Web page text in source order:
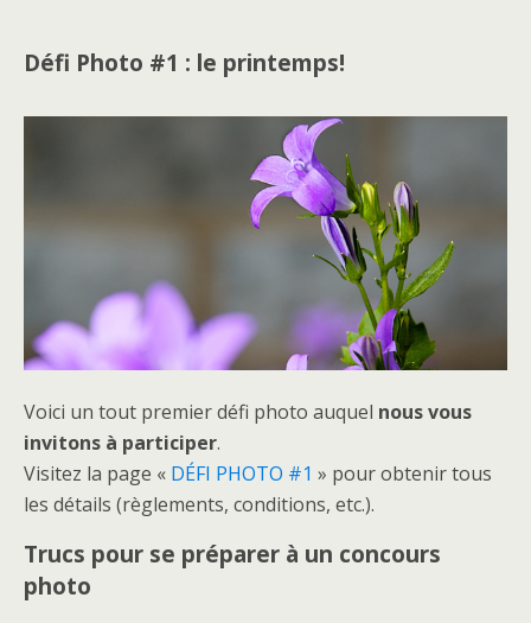
Défi Photo #1 : le printemps!
Voici un tout premier défi photo auquel nous vous
invitons à participer.
Visitez la page « DÉFI PHOTO #1 » pour obtenir tous
les détails (règlements, conditions, etc.).
Trucs pour se préparer à un concours
photo